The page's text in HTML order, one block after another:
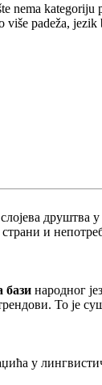
nema
padeža, jezik
друштва
и
бази народног
То је
у